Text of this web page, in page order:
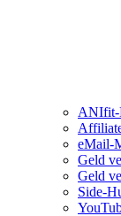
ANIfit-
eMail-
Geld
Geld
Side-